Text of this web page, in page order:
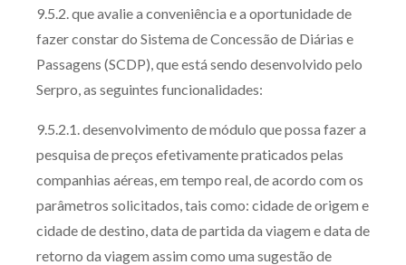
9.5.2. que avalie a conveniência e a oportunidade de
fazer constar do Sistema de Concessão de Diárias e
Passagens (SCDP), que está sendo desenvolvido pelo
Serpro, as seguintes funcionalidades:
9.5.2.1. desenvolvimento de módulo que possa fazer a
pesquisa de preços efetivamente praticados pelas
companhias aéreas, em tempo real, de acordo com os
parâmetros solicitados, tais como: cidade de origem e
cidade de destino, data de partida da viagem e data de
retorno da viagem assim como uma sugestão de